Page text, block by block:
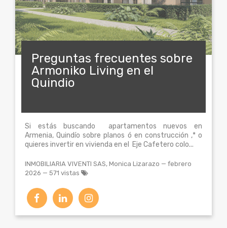
Preguntas frecuentes sobre
Armoniko Living en el
Quindio
Si estás buscando apartamentos nuevos en
Armenia, Quindío sobre planos ó en construcción ,* o
quieres invertir en vivienda en el Eje Cafetero colo...
INMOBILIARIA VIVENTI SAS, Monica Lizarazo —febrero
2026 — 571 vistas